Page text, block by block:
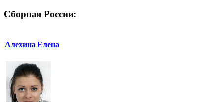
Сборная России:
Алехина Елена